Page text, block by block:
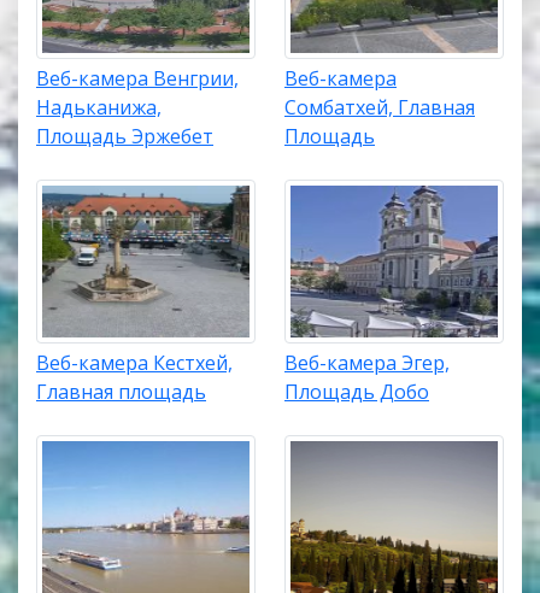
Веб-камера Венгрии,
Надьканижа,
Площадь Эржебет
Веб-камера
Сомбатхей, Главная
Площадь
Веб-камера Кестхей,
Главная площадь
Веб-камера Эгер,
Площадь Добо